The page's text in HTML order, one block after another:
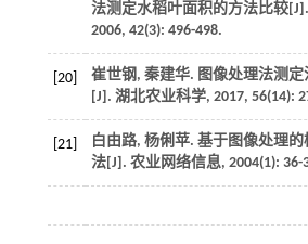
法测定水稻叶面积的方法比较[J].
2006, 42(3): 496-498.
[20]
崔世钢, 秦建华. 图像处理法测
[J]. 湖北农业科学, 2017, 56(14):
[21]
白由路, 杨俐苹. 基于图像处理
法[J]. 农业网络信息, 2004(1): 36-